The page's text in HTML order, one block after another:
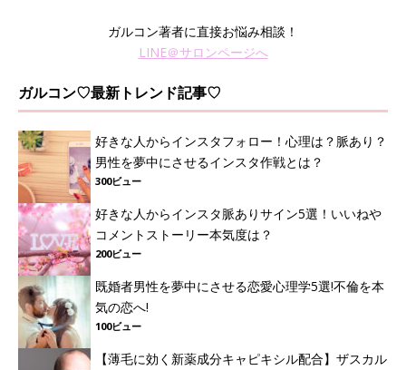
ガルコン著者に直接お悩み相談！
LINE＠サロンページへ
ガルコン♡最新トレンド記事♡
好きな人からインスタフォロー！心理は？脈あり？
男性を夢中にさせるインスタ作戦とは？
300ビュー
好きな人からインスタ脈ありサイン5選！いいねや
コメントストーリー本気度は？
200ビュー
既婚者男性を夢中にさせる恋愛心理学5選!不倫を本
気の恋へ!
100ビュー
【薄毛に効く新薬成分キャピキシル配合】ザスカル